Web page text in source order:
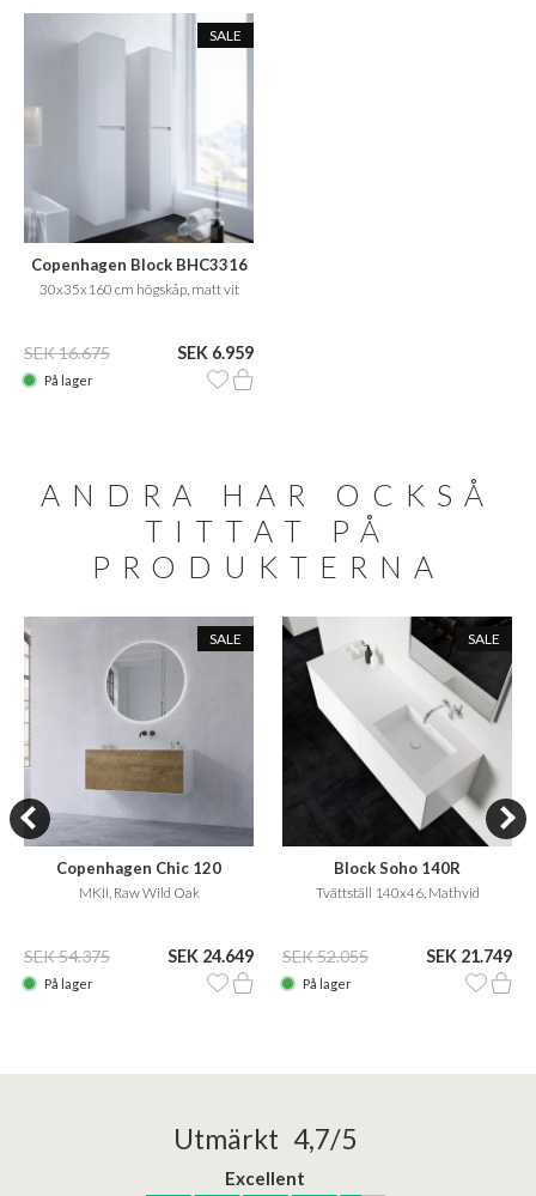
SALE
Copenhagen Block BHC3316
30x35x160 cm högskåp, matt vit
SEK 16.675 SEK 6.959
På lager
ANDRA HAR OCKSÅ
TITTAT PÅ
PRODUKTERNA
SALE
Copenhagen Chic 120
MKII, Raw Wild Oak
SEK 54.375 SEK 24.649
På lager
SALE
Block Soho 140R
Tvättställ 140x46, Mathvid
SEK 52.055 SEK 21.749
På lager
Utmärkt 4,7/5
Excellent